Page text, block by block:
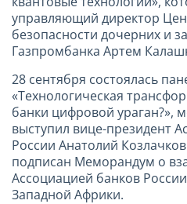
управляющий директор
безопасности дочерних и
Газпромбанка Артем
28 сентября состоялась
«Технологическая
банки цифровой ураган?»,
выступил вице-президент
России Анатолий
подписан Меморандум о
Ассоциацией банков
Западной Африки.